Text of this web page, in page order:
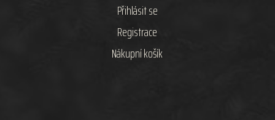
Přihlásit se
Registrace
Nákupní košík